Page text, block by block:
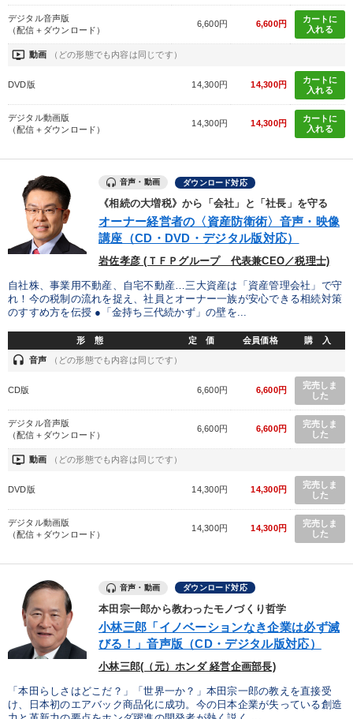
デジタル音声版
（配信＋ダウンロード）
6,600円 6,600円
カートに
入れる
ondemand_video 動画 （どの形態でも内容は同じです）
DVD版 14,300円 14,300円
カートに
入れる
デジタル動画版
（配信＋ダウンロード）
14,300円 14,300円
カートに
入れる
音声・動画 ダウンロード対応
《相続の大増税》から「会社」と「社長」を守る
オーナー経営者の〈資産防衛術〉音声・映像
講座（CD・DVD・デジタル版対応）
岩佐孝彦 (ＴＦＰグループ 代表兼CEO／税理士)
自社株、事業用不動産、自宅不動産…三大資産は「資産管理会社」で守
れ！今の税制の流れを捉え、社員とオーナー一族が安心できる相続対策
のすすめ方を伝授 ●「金持ち三代続かず」の壁を...
形 態 定 価 会員価格 購 入
headset 音声 （どの形態でも内容は同じです）
CD版 6,600円 6,600円
完売しま
した
デジタル音声版
（配信＋ダウンロード）
6,600円 6,600円
完売しま
した
ondemand_video 動画 （どの形態でも内容は同じです）
DVD版 14,300円 14,300円
完売しま
した
デジタル動画版
（配信＋ダウンロード）
14,300円 14,300円
完売しま
した
音声・動画 ダウンロード対応
本田宗一郎から教わったモノづくり哲学
小林三郎「イノベーションなき企業は必ず滅
びる！」音声版（CD・デジタル版対応）
小林三郎(（元）ホンダ 経営企画部長)
「本田らしさはどこだ？」「世界一か？」本田宗一郎の教えを直接受
け、日本初のエアバック商品化に成功。今の日本企業が失っている創造